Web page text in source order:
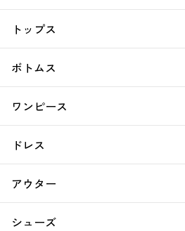
トップス
ボトムス
ワンピース
ドレス
アウター
シューズ